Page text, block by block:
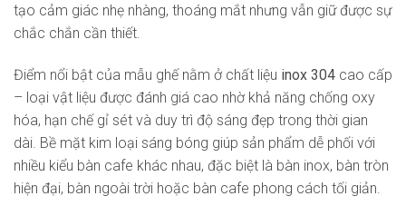
tạo cảm giác nhẹ nhàng, thoáng mắt nhưng vẫn giữ được sự
chắc chắn cần thiết.
Điểm nổi bật của mẫu ghế nằm ở chất liệu inox 304 cao cấp
– loại vật liệu được đánh giá cao nhờ khả năng chống oxy
hóa, hạn chế gỉ sét và duy trì độ sáng đẹp trong thời gian
dài. Bề mặt kim loại sáng bóng giúp sản phẩm dễ phối với
nhiều kiểu bàn cafe khác nhau, đặc biệt là bàn inox, bàn tròn
hiện đại, bàn ngoài trời hoặc bàn cafe phong cách tối giản.